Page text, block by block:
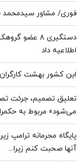
فوری/ مشاور
دستگیری ۸
اطلاعیه داد
این کشور بهشت
تعلیق تصمیم، جرئت
می‌شود» مربوط به
نمی‌بیند
پایگاه محرمانه ترامپ
آنها صحبت کنم زیرا...